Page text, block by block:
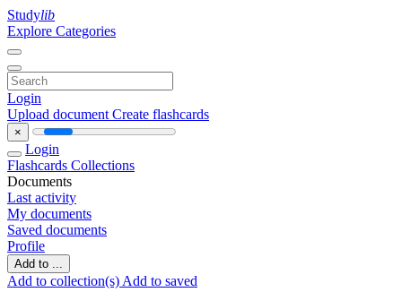
Studylib
Explore Categories
Login
Upload document Create flashcards
×
Login
Flashcards Collections
Documents
Last activity
My documents
Saved documents
Profile
Add to ...
Add to collection(s) Add to saved